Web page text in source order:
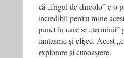
că „frigul de dincolo” e o
incredibil pentru mine
punct în care se
fantasme și clișee. Acest
explorare și cunoaștere.